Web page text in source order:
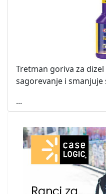
Tretman goriva za
sagorevanje i
...